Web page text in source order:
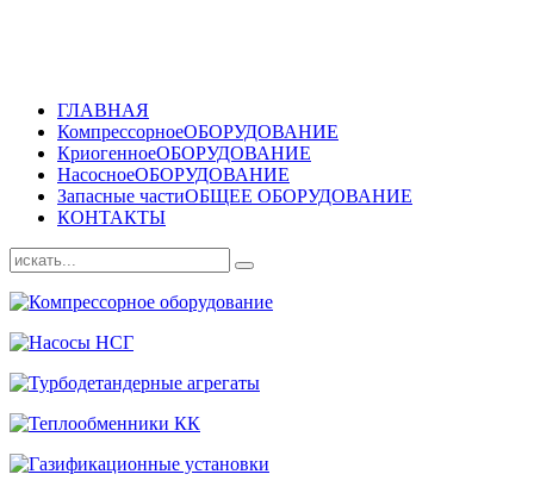
ГЛАВНАЯ
КомпрессорноеОБОРУДОВАНИЕ
КриогенноеОБОРУДОВАНИЕ
НасосноеОБОРУДОВАНИЕ
Запасные частиОБЩЕЕ ОБОРУДОВАНИЕ
КОНТАКТЫ